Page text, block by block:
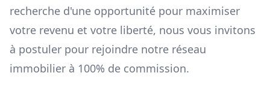
recherche d'une opportunité pour maximiser
votre revenu et votre liberté, nous vous invitons
à postuler pour rejoindre notre réseau
immobilier à 100% de commission.